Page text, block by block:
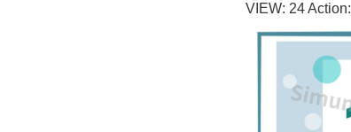
に
も
VIEW: 24Action: